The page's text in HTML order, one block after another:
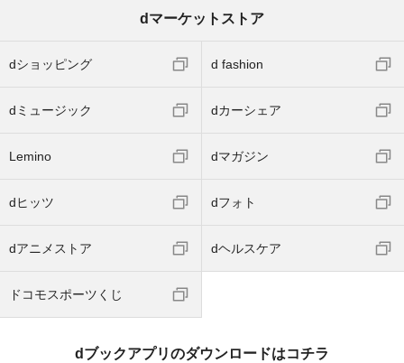
dマーケットストア
dショッピング d fashion
dミュージック dカーシェア
Lemino dマガジン
dヒッツ dフォト
dアニメストア dヘルスケア
ドコモスポーツくじ
dブックアプリのダウンロードはコチラ